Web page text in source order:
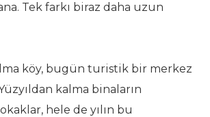
Tek farkı biraz daha uzun
köy, bugün turistik bir merkez
kalma binaların
hele de yılın bu